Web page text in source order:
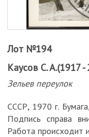
Лот №194
Каусов С. А.(1917 -
Зельев переулок
СССР, 1970 г.
Подпись справа
Работа происходит